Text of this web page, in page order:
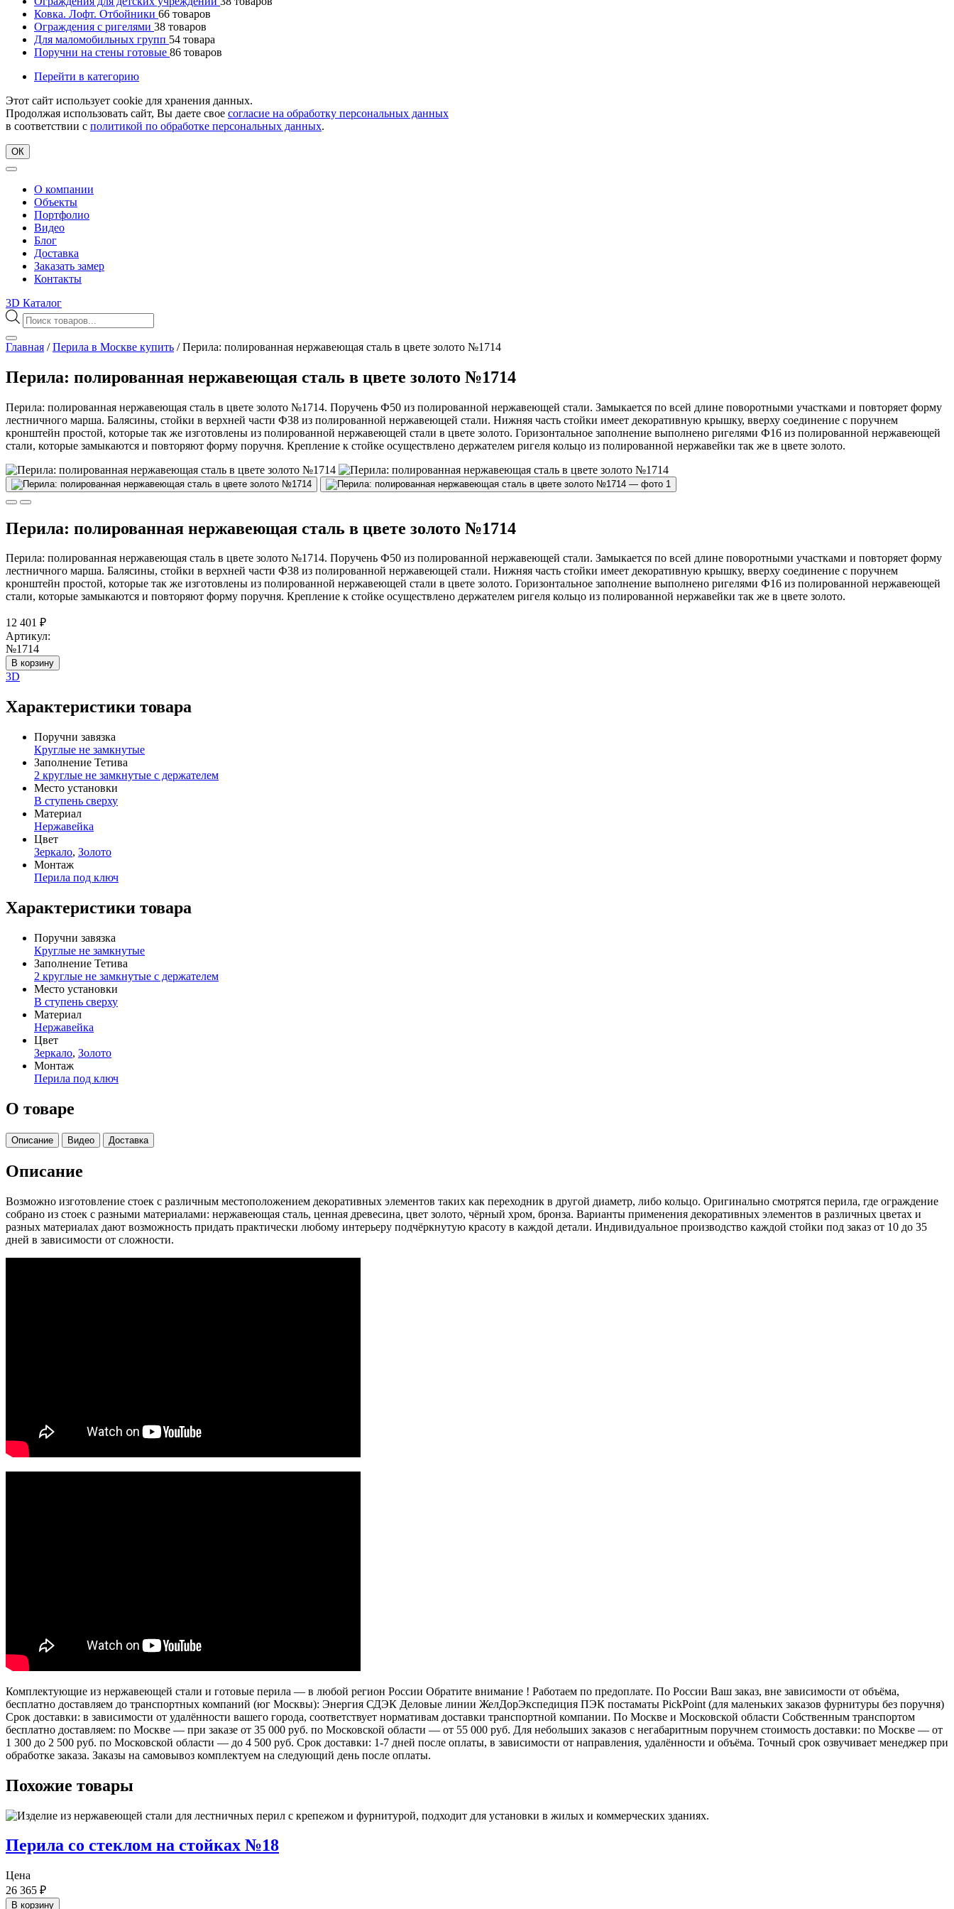
Ковка. Лофт. Отбойники 66 товаров
Ограждения с ригелями 38 товаров
Для маломобильных групп 54 товара
Поручни на стены готовые 86 товаров
Перейти в категорию
Этот сайт использует cookie для хранения данных.
Продолжая использовать сайт, Вы даете свое согласие на обработку персональных данных
в соответствии с политикой по обработке персональных данных.
ОК
О компании
Объекты
Портфолио
Видео
Блог
Доставка
Заказать замер
Контакты
3D Каталог
Поиск
товаров
Главная /Перила в Москве купить /Перила: полированная нержавеющая сталь в цвете золото №1714
Перила: полированная нержавеющая сталь в цвете золото №1714
Перила: полированная нержавеющая сталь в цвете золото №1714. Поручень Ф50 из полированной нержавеющей стали. Замыкается по всей длине поворотными участками и повторяет форму
лестничного марша. Балясины, стойки в верхней части Ф38 из полированной нержавеющей стали. Нижняя часть стойки имеет декоративную крышку, вверху соединение с поручнем
кронштейн простой, которые так же изготовлены из полированной нержавеющей стали в цвете золото. Горизонтальное заполнение выполнено ригелями Ф16 из полированной нержавеющей
стали, которые замыкаются и повторяют форму поручня. Крепление к стойке осуществлено держателем ригеля кольцо из полированной нержавейки так же в цвете золото.
Перила: полированная нержавеющая сталь в цвете золото №1714
Перила: полированная нержавеющая сталь в цвете золото №1714. Поручень Ф50 из полированной нержавеющей стали. Замыкается по всей длине поворотными участками и повторяет форму
лестничного марша. Балясины, стойки в верхней части Ф38 из полированной нержавеющей стали. Нижняя часть стойки имеет декоративную крышку, вверху соединение с поручнем
кронштейн простой, которые так же изготовлены из полированной нержавеющей стали в цвете золото. Горизонтальное заполнение выполнено ригелями Ф16 из полированной нержавеющей
стали, которые замыкаются и повторяют форму поручня. Крепление к стойке осуществлено держателем ригеля кольцо из полированной нержавейки так же в цвете золото.
12 401 ₽
Артикул:
№1714
В корзину
3D
Характеристики товара
Поручни завязка
Круглые не замкнутые
Заполнение Тетива
2 круглые не замкнутые с держателем
Место установки
В ступень сверху
Материал
Нержавейка
Цвет
Зеркало, Золото
Монтаж
Перила под ключ
Характеристики товара
Поручни завязка
Круглые не замкнутые
Заполнение Тетива
2 круглые не замкнутые с держателем
Место установки
В ступень сверху
Материал
Нержавейка
Цвет
Зеркало, Золото
Монтаж
Перила под ключ
О товаре
Описание Видео Доставка
Описание
Возможно изготовление стоек с различным местоположением декоративных элементов таких как переходник в другой диаметр, либо кольцо. Оригинально смотрятся перила, где ограждение
собрано из стоек с разными материалами: нержавеющая сталь, ценная древесина, цвет золото, чёрный хром, бронза. Варианты применения декоративных элементов в различных цветах и
разных материалах дают возможность придать практически любому интерьеру подчёркнутую красоту в каждой детали. Индивидуальное производство каждой стойки под заказ от 10 до 35
дней в зависимости от сложности.
Комплектующие из нержавеющей стали и готовые перила — в любой регион России Обратите внимание ! Работаем по предоплате. По России Ваш заказ, вне зависимости от объёма,
бесплатно доставляем до транспортных компаний (юг Москвы): Энергия СДЭК Деловые линии ЖелДорЭкспедиция ПЭК постаматы PickPoint (для маленьких заказов фурнитуры без поручня)
Срок доставки: в зависимости от удалённости вашего города, соответствует нормативам доставки транспортной компании. По Москве и Московской области Собственным транспортом
бесплатно доставляем: по Москве — при заказе от 35 000 руб. по Московской области — от 55 000 руб. Для небольших заказов с негабаритным поручнем стоимость доставки: по Москве — от
1 300 до 2 500 руб. по Московской области — до 4 500 руб. Срок доставки: 1-7 дней после оплаты, в зависимости от направления, удалённости и объёма. Точный срок озвучивает менеджер при
обработке заказа. Заказы на самовывоз комплектуем на следующий день после оплаты.
Похожие товары
Перила со стеклом на стойках №18
Цена
26 365 ₽
В корзину